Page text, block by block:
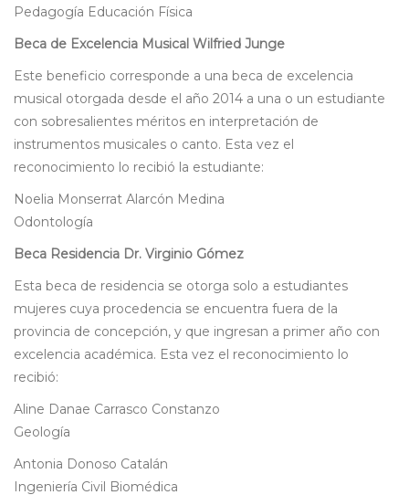
Pedagogía Educación Física
Beca de Excelencia Musical Wilfried Junge
Este beneficio corresponde a una beca de excelencia
musical otorgada desde el año 2014 a una o un estudiante
con sobresalientes méritos en interpretación de
instrumentos musicales o canto. Esta vez el
reconocimiento lo recibió la estudiante:
Noelia Monserrat Alarcón Medina
Odontología
Beca Residencia Dr. Virginio Gómez
Esta beca de residencia se otorga solo a estudiantes
mujeres cuya procedencia se encuentra fuera de la
provincia de concepción, y que ingresan a primer año con
excelencia académica. Esta vez el reconocimiento lo
recibió:
Aline Danae Carrasco Constanzo
Geología
Antonia Donoso Catalán
Ingeniería Civil Biomédica